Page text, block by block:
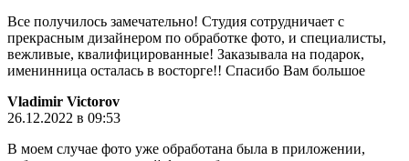
Все получилось замечательно! Студия сотрудничает с
прекрасным дизайнером по обработке фото, и специалисты,
вежливые, квалифицированные! Заказывала на подарок,
именинница осталась в восторге!! Спасибо Вам большое
Vladimir Victorov
26.12.2022 в 09:53
В моем случае фото уже обработана была в приложении,